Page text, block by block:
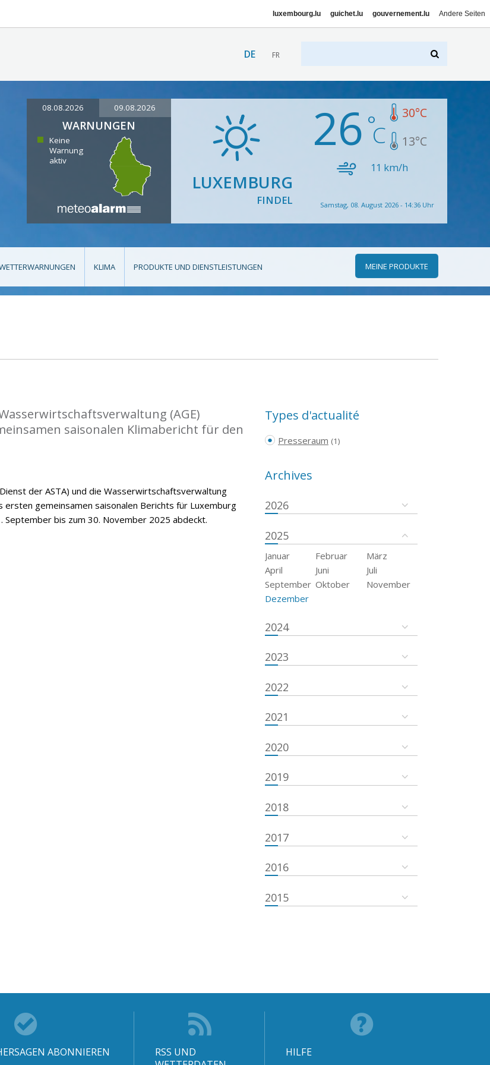
luxembourg.lu guichet.lu gouvernement.lu Andere Seiten
DE FR
08.08.2026 09.08.2026
WARNUNGEN
Keine
Warnung
aktiv
LUXEMBURG
FINDEL
26 30°C
13°C
11 km/h
Samstag, 08. August 2026 - 14:36 Uhr
KLIMA PRODUKTE UND DIENSTLEISTUNGEN MEINE PRODUKTE
(AGE)
saisonalen Klimabericht für den
der ASTA) und die Wasserwirtschaftsverwaltung
ersten gemeinsamen saisonalen Berichts für Luxemburg
bis zum 30. November 2025 abdeckt.
Types d'actualité
Presseraum (1)
Archives
2026
2025
Januar Februar
März
April
Juni
Juli
September Oktober
November
Dezember
2024
2023
2022
2021
2020
2019
2018
2017
2016
2015
ABONNIEREN
RSS UND
HILFE